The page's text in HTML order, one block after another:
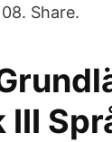
Share.